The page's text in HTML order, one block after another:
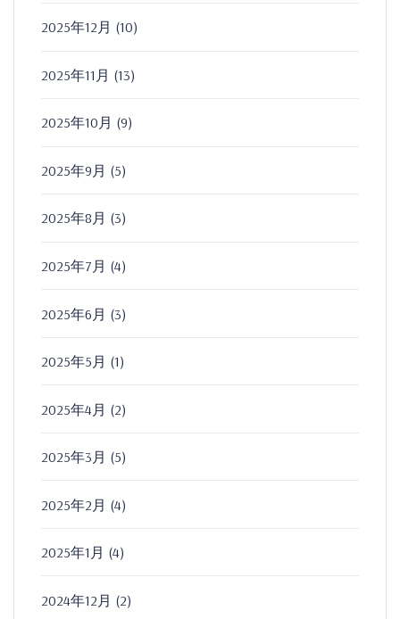
2025年12月 (10)
2025年11月 (13)
2025年10月 (9)
2025年9月 (5)
2025年8月 (3)
2025年7月 (4)
2025年6月 (3)
2025年5月 (1)
2025年4月 (2)
2025年3月 (5)
2025年2月 (4)
2025年1月 (4)
2024年12月 (2)